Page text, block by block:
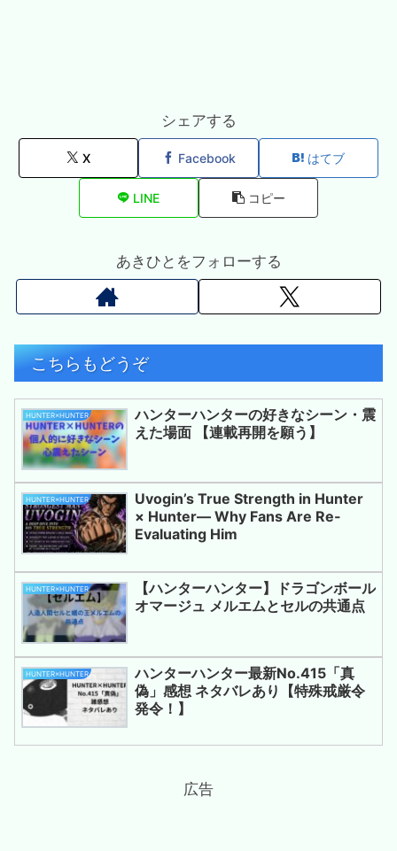
シェアする
X Facebook はてブ
LINE コピー
あきひとをフォローする
こちらもどうぞ
HUNTER×HUNTER
ハンターハンターの好きなシーン・震
えた場面 【連載再開を願う】
HUNTER×HUNTER
Uvogin’s True Strength in Hunter
× Hunter— Why Fans Are Re-
Evaluating Him
HUNTER×HUNTER
【ハンターハンター】ドラゴンボール
オマージュ メルエムとセルの共通点
HUNTER×HUNTER
ハンターハンター最新No.415「真
偽」感想 ネタバレあり【特殊戒厳令
発令！】
広告